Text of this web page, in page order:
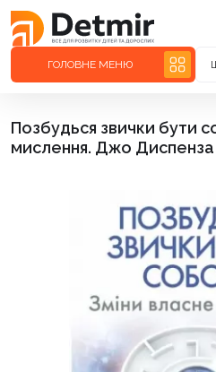
ГОЛОВНЕ МЕНЮ
Позбудься звички бути
мислення. Джо Диспенза